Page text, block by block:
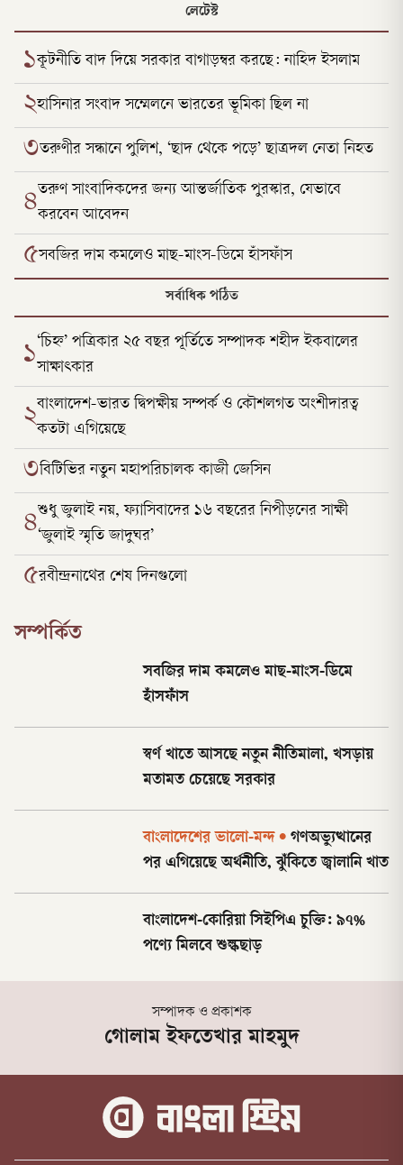
লেটেস্ট
১কূটনীতি বাদ দিয়ে সরকার বাগাড়ম্বর করছে: নাহিদ ইসলাম
২হাসিনার সংবাদ সম্মেলনে ভারতের ভূমিকা ছিল না
৩তরুণীর সন্ধানে পুলিশ, ‘ছাদ থেকে পড়ে’ ছাত্রদল নেতা নিহত
৪তরুণ সাংবাদিকদের জন্য আন্তর্জাতিক পুরস্কার, যেভাবে
করবেন আবেদন
৫সবজির দাম কমলেও মাছ-মাংস-ডিমে হাঁসফাঁস
সর্বাধিক পঠিত
১‘চিহ্ন’ পত্রিকার ২৫ বছর পূর্তিতে সম্পাদক শহীদ ইকবালের
সাক্ষাৎকার
২বাংলাদেশ-ভারত দ্বিপক্ষীয় সম্পর্ক ও কৌশলগত অংশীদারত্ব
কতটা এগিয়েছে
৩বিটিভির নতুন মহাপরিচালক কাজী জেসিন
৪শুধু জুলাই নয়, ফ্যাসিবাদের ১৬ বছরের নিপীড়নের সাক্ষী
‘জুলাই স্মৃতি জাদুঘর’
৫রবীন্দ্রনাথের শেষ দিনগুলো
সম্পর্কিত
সবজির দাম কমলেও মাছ-মাংস-ডিমে
হাঁসফাঁস
স্বর্ণ খাতে আসছে নতুন নীতিমালা, খসড়ায়
মতামত চেয়েছে সরকার
বাংলাদেশের ভালো-মন্দ • গণঅভ্যুত্থানের
পর এগিয়েছে অর্থনীতি, ঝুঁকিতে জ্বালানি খাত
বাংলাদেশ-কোরিয়া সিইপিএ চুক্তি: ৯৭%
পণ্যে মিলবে শুল্কছাড়
সম্পাদক ও প্রকাশক
গোলাম ইফতেখার মাহমুদ